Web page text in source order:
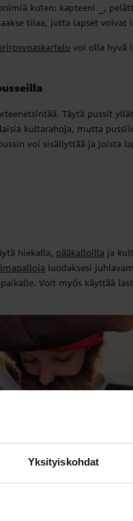
Yksityiskohdat
kuten: kapteeni _,
tilaa, jotta lapset voivat
voi olla hyvä
Täytä pussit
kultarahoja, mutta
voi sisällyttää ja joista
hiekalla, pääkalloilla ja
luodaksesi
Voit myös käyttää